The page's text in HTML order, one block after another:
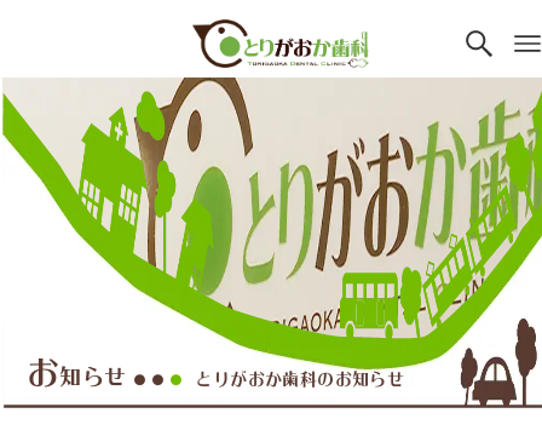
お知らせ ●● ● とりがおか歯科のお知らせ